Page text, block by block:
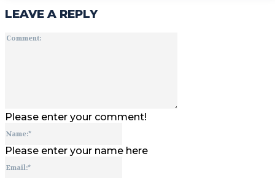
LEAVE A REPLY
Please enter your comment!
Please enter your name here